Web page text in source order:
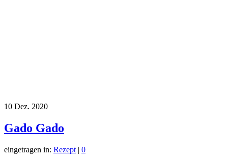
10 Dez. 2020
Gado Gado
eingetragen in: Rezept | 0